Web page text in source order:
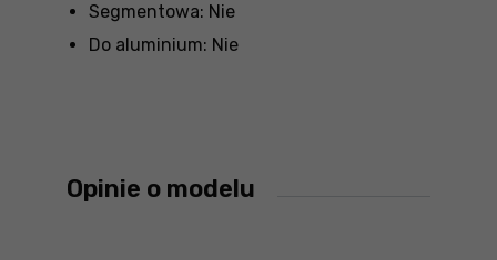
Segmentowa: Nie
Do aluminium: Nie
Opinie o modelu